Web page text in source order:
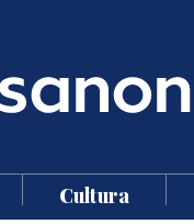
Cultura